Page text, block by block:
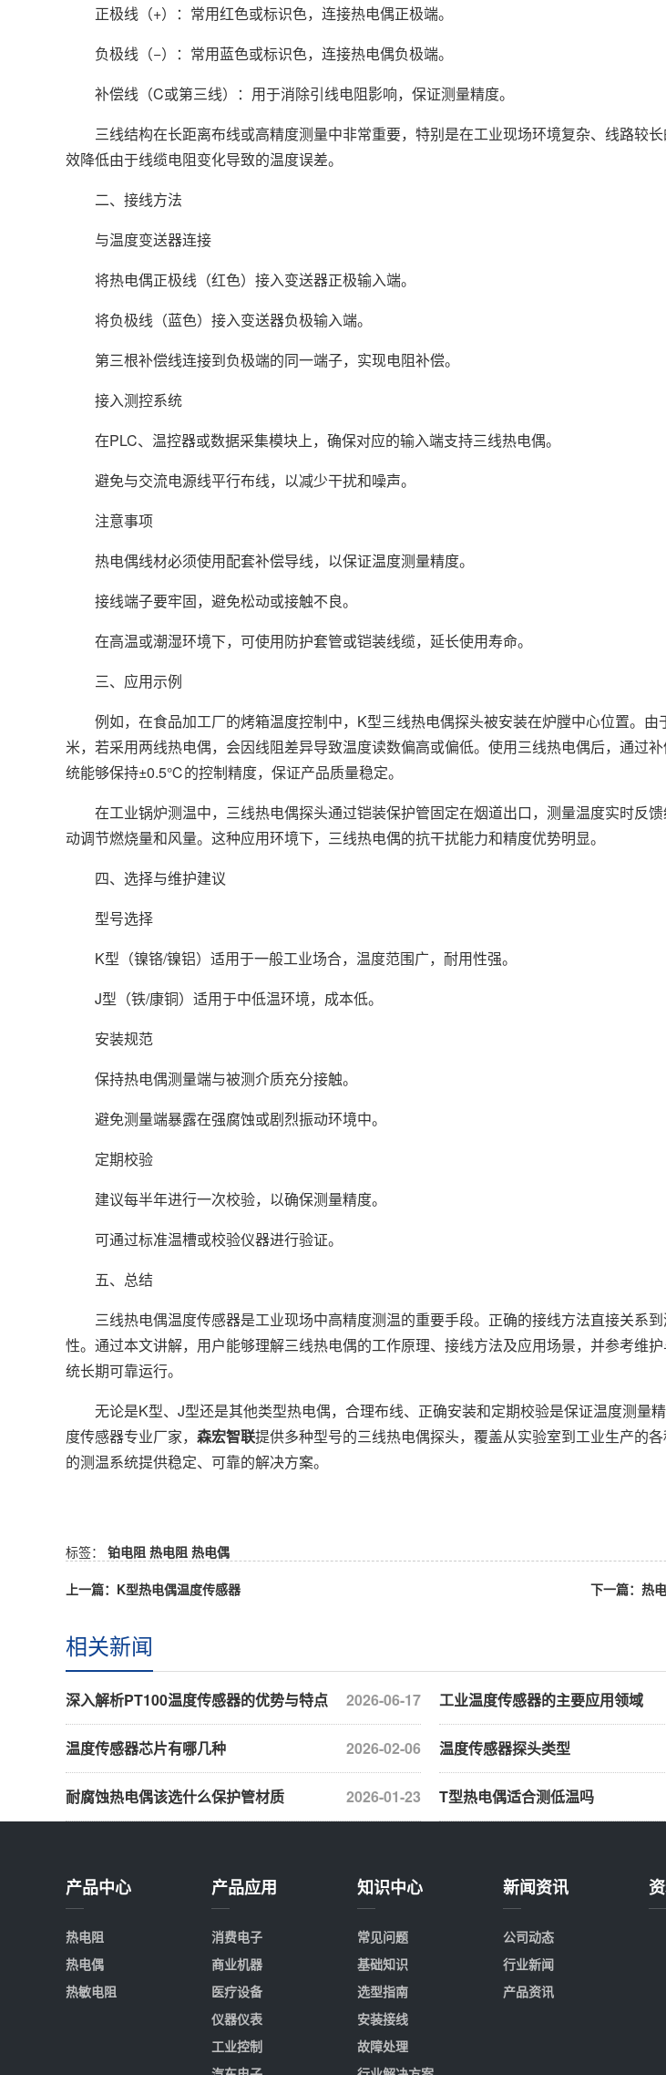
正极线（+）：常用红色或标识色，连接热电偶正极端。
负极线（−）：常用蓝色或标识色，连接热电偶负极端。
补偿线（C或第三线）：用于消除引线电阻影响，保证测量精度。
三线结构在长距离布线或高精度测量中非常重要，特别是在工业现场环境复杂、线路较长
效降低由于线缆电阻变化导致的温度误差。
二、接线方法
与温度变送器连接
将热电偶正极线（红色）接入变送器正极输入端。
将负极线（蓝色）接入变送器负极输入端。
第三根补偿线连接到负极端的同一端子，实现电阻补偿。
接入测控系统
在PLC、温控器或数据采集模块上，确保对应的输入端支持三线热电偶。
避免与交流电源线平行布线，以减少干扰和噪声。
注意事项
热电偶线材必须使用配套补偿导线，以保证温度测量精度。
接线端子要牢固，避免松动或接触不良。
在高温或潮湿环境下，可使用防护套管或铠装线缆，延长使用寿命。
三、应用示例
例如，在食品加工厂的烤箱温度控制中，K型三线热电偶探头被安装在炉膛中心位置。由
米，若采用两线热电偶，会因线阻差异导致温度读数偏高或偏低。使用三线热电偶后，通过
统能够保持±0.5℃的控制精度，保证产品质量稳定。
在工业锅炉测温中，三线热电偶探头通过铠装保护管固定在烟道出口，测量温度实时反馈
动调节燃烧量和风量。这种应用环境下，三线热电偶的抗干扰能力和精度优势明显。
四、选择与维护建议
型号选择
K型（镍铬/镍铝）适用于一般工业场合，温度范围广，耐用性强。
J型（铁/康铜）适用于中低温环境，成本低。
安装规范
保持热电偶测量端与被测介质充分接触。
避免测量端暴露在强腐蚀或剧烈振动环境中。
定期校验
建议每半年进行一次校验，以确保测量精度。
可通过标准温槽或校验仪器进行验证。
五、总结
三线热电偶温度传感器是工业现场中高精度测温的重要手段。正确的接线方法直接关系到
性。通过本文讲解，用户能够理解三线热电偶的工作原理、接线方法及应用场景，并参考维
统长期可靠运行。
无论是K型、J型还是其他类型热电偶，合理布线、正确安装和定期校验是保证温度测量
度传感器专业厂家， 森宏智联提供多种型号的三线热电偶探头，覆盖从实验室到工业生产的
的测温系统提供稳定、可靠的解决方案。
标签： 铂电阻 热电阻 热电偶
上一篇：K型热电偶温度传感器 下一篇：热
相关新闻
2026-06-17
深入解析PT100温度传感器的优势与特点 工业温度传感器的主要应用领域
2026-02-06
温度传感器芯片有哪几种 温度传感器探头类型
2026-01-23
耐腐蚀热电偶该选什么保护管材质 T型热电偶适合测低温吗
产品中心
热电阻
热电偶
热敏电阻
产品应用
消费电子
商业机器
医疗设备
仪器仪表
工业控制
知识中心
常见问题
基础知识
选型指南
安装接线
故障处理
新闻资讯
公司动态
行业新闻
产品资讯